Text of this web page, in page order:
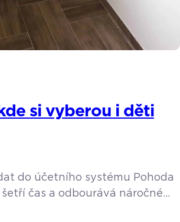
si vyberou i děti
do účetního systému Pohoda
čas a odbourává náročné